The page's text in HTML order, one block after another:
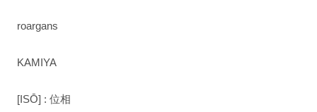
roargans
KAMIYA
[ISŌ] : 位相